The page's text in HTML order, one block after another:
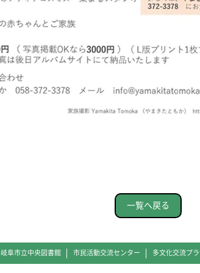
一覧へ戻る
岐阜市立中央図書館 市民活動交流センター 多文化交流プ